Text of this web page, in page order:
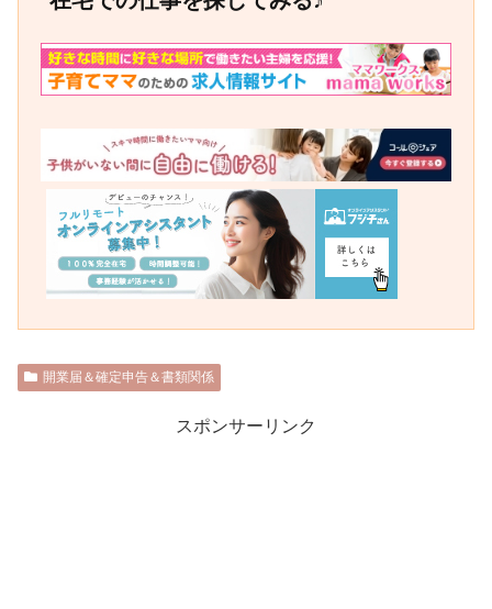
開業届＆確定申告＆書類関係
スポンサーリンク